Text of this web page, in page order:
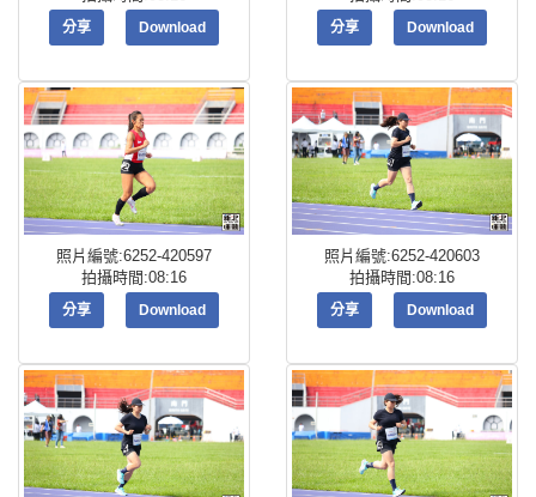
分享 Download 分享 Download
照片編號:6252-420597
拍攝時間:08:16
分享 Download
照片編號:6252-420603
拍攝時間:08:16
分享 Download